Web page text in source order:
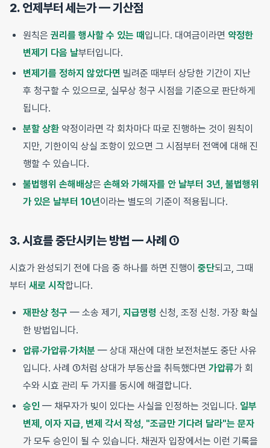
2. 언제부터 세는가 — 기산점
원칙은 권리를 행사할 수 있는 때입니다. 대여금이라면 약정한
변제기 다음 날부터입니다.
변제기를 정하지 않았다면 빌려준 때부터 상당한 기간이 지난
후 청구할 수 있으므로, 실무상 청구 시점을 기준으로 판단하게
됩니다.
분할 상환 약정이라면 각 회차마다 따로 진행하는 것이 원칙이
지만, 기한이익 상실 조항이 있으면 그 시점부터 전액에 대해 진
행할 수 있습니다.
불법행위 손해배상은 손해와 가해자를 안 날부터 3년, 불법행위
가 있은 날부터 10년이라는 별도의 기준이 적용됩니다.
3. 시효를 중단시키는 방법 — 사례 ①
시효가 완성되기 전에 다음 중 하나를 하면 진행이 중단되고, 그때
부터 새로 시작합니다.
재판상 청구 — 소송 제기, 지급명령 신청, 조정 신청. 가장 확실
한 방법입니다.
압류·가압류·가처분 — 상대 재산에 대한 보전처분도 중단 사유
입니다. 사례 ①처럼 상대가 부동산을 취득했다면 가압류가 회
수와 시효 관리 두 가지를 동시에 해결합니다.
승인 — 채무자가 빚이 있다는 사실을 인정하는 것입니다. 일부
변제, 이자 지급, 변제 각서 작성, "조금만 기다려 달라"는 문자
가 모두 승인이 될 수 있습니다. 채권자 입장에서는 이런 기록을